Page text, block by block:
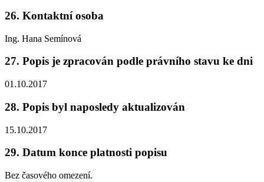
26. Kontaktní osoba
Ing. Hana Semínová
27. Popis je zpracován podle právního stavu ke dni
01.10.2017
28. Popis byl naposledy aktualizován
15.10.2017
29. Datum konce platnosti popisu
Bez časového omezení.